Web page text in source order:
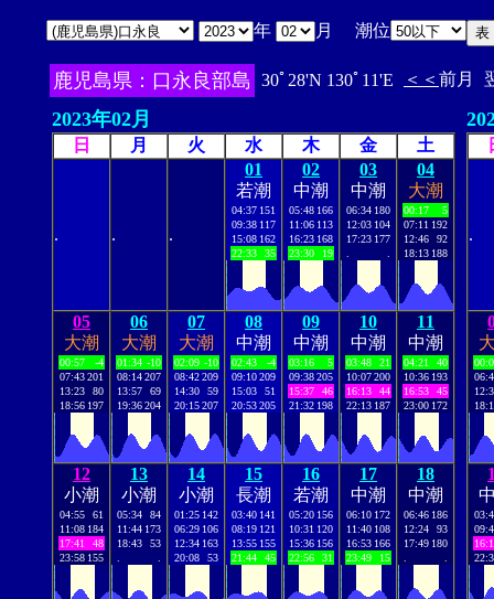
年 月 潮位
鹿児島県：口永良部島 30ﾟ28'N 130ﾟ11'E ＜＜ 前月
2023年02月
日 月 火 水 木 金 土
. . .
01
若潮
04:37 151
09:38 117
15:08 162
22:33
35
02
中潮
05:48 166
11:06 113
16:23 168
23:30
19
03
中潮
06:34 180
12:03 104
17:23 177
04
大潮
00:17
5
07:11 192
12:46
92
18:13 188
05
大潮
00:57
-4
07:43201
13:23
80
18:56 197
06
大潮
01:34 -10
08:14207
13:57
69
19:36204
07
大潮
02:09 -10
08:42209
14:30
59
20:15207
08
中潮
02:43
-4
09:10209
15:03
51
20:53205
09
中潮
03:16
5
09:38205
15:37
46
21:32 198
10
中潮
03:48
21
10:07200
16:13
44
22:13 187
11
中潮
04:21
40
10:36 193
16:53
45
23:00 172
12
小潮
04:55
61
11:08 184
17:41
48
23:58 155
13
小潮
05:34
84
11:44 173
18:43
53
14
小潮
01:25 142
06:29 106
12:34 163
20:08
53
15
長潮
03:40 141
08:19 121
13:55 155
21:44
45
16
若潮
05:20 156
10:31 120
15:36 156
22:56
31
17
中潮
06:10 172
11:40 108
16:53 166
23:49
15
18
中潮
06:46 186
12:24
93
17:49 180
.